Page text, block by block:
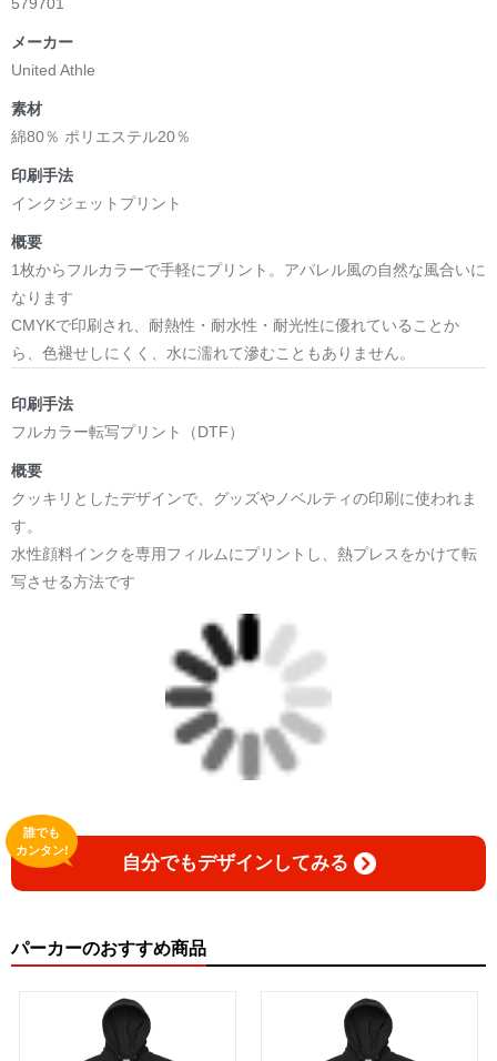
メーカー
United Athle
素材
綿80％ ポリエステル20％
印刷手法
インクジェットプリント
概要
1枚からフルカラーで手軽にプリント。アパレル風の自然な風合いに
なります
CMYKで印刷され、耐熱性・耐水性・耐光性に優れていることか
ら、色褪せしにくく、水に濡れて滲むこともありません。
印刷手法
フルカラー転写プリント（DTF）
概要
クッキリとしたデザインで、グッズやノベルティの印刷に使われま
す。
水性顔料インクを専用フィルムにプリントし、熱プレスをかけて転
写させる方法です
自分でもデザインしてみる
誰でも
カンタン!
パーカーのおすすめ商品